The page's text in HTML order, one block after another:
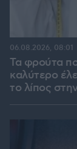
Τα φρούτα
καλύτερο
το λίπος
06.08.2026, 08:01